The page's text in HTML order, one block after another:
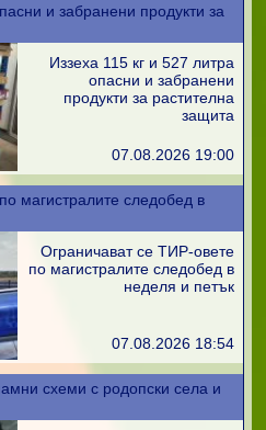
и забранени продукти за
Иззеха 115 кг и 527 литра
опасни и забранени
продукти за растителна
защита
07.08.2026 19:00
магистралите следобед в
Ограничават се ТИР-овете
по магистралите следобед в
неделя и петък
07.08.2026 18:54
схеми с родопски села и